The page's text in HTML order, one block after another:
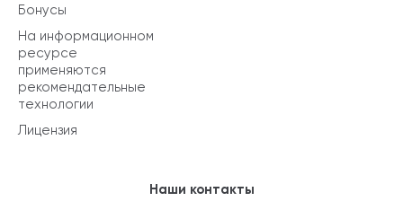
Бонусы
На информационном
ресурсе
применяются
рекомендательные
технологии
Лицензия
Наши контакты